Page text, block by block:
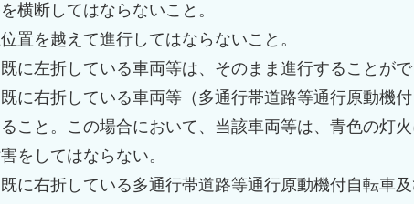
横断してはならないこと。
置を越えて進行してはならないこと。
左折している車両等は、そのまま進行することがで
に右折している車両等（多通行帯道路等通行原動機
こと。この場合において、当該車両等は、青色の灯
をしてはならない。
に右折している多通行帯道路等通行原動機付自転車